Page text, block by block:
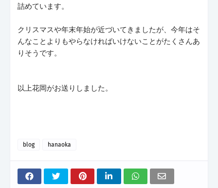
詰めています。
クリスマスや年末年始が近づいてきましたが、今年はそ
んなことよりもやらなければいけないことがたくさんあ
りそうです。
以上花岡がお送りしました。
blog hanaoka